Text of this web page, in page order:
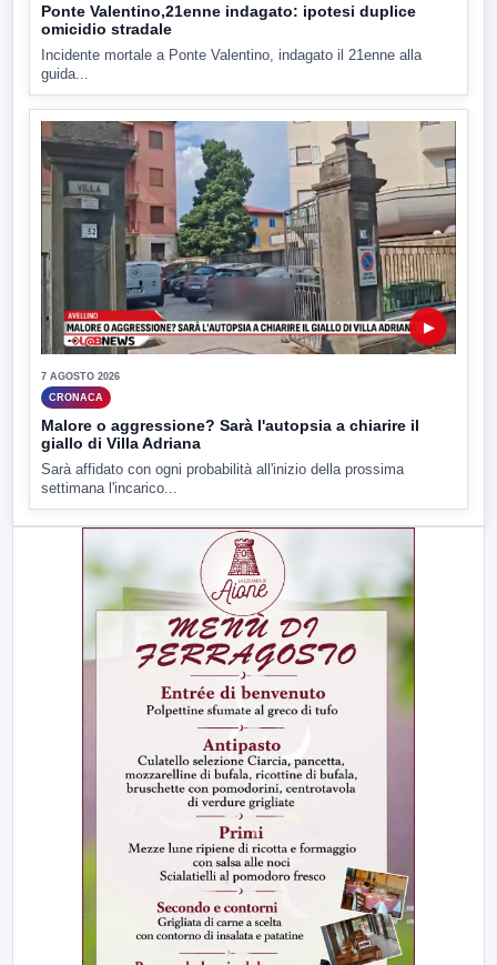
Ponte Valentino,21enne indagato: ipotesi duplice
omicidio stradale
Incidente mortale a Ponte Valentino, indagato il 21enne alla
guida...
▶
7 AGOSTO 2026
CRONACA
Malore o aggressione? Sarà l'autopsia a chiarire il
giallo di Villa Adriana
Sarà affidato con ogni probabilità all'inizio della prossima
settimana l'incarico...